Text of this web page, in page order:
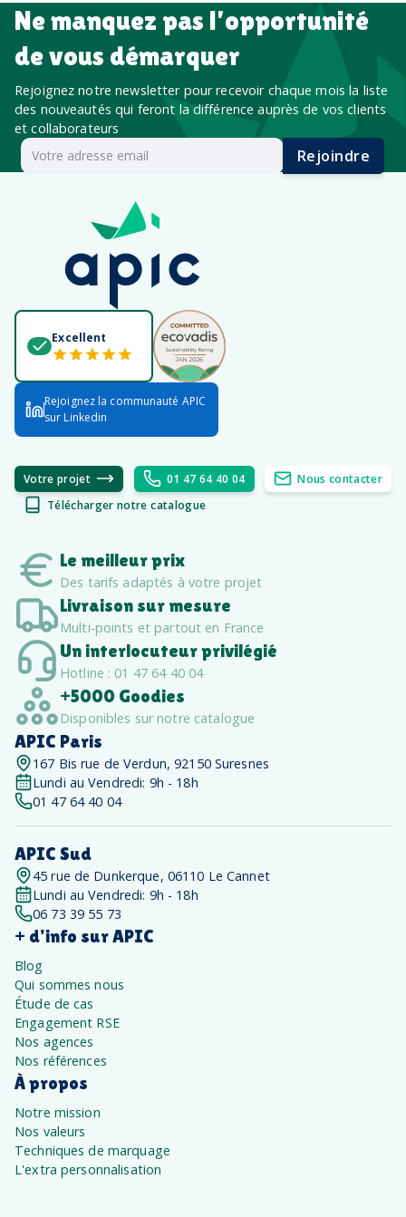
Ne manquez pas l’opportunité
de vous démarquer
Rejoignez notre newsletter pour recevoir chaque mois la liste
des nouveautés qui feront la différence auprès de vos clients
et collaborateurs
Rejoindre
Excellent
Rejoignez la communauté APIC
sur Linkedin
Votre projet 01 47 64 40 04
Nous contacter
Télécharger notre catalogue
Le meilleur prix
Des tarifs adaptés à votre projet
Livraison sur mesure
Multi-points et partout en France
Un interlocuteur privilégié
Hotline : 01 47 64 40 04
+5000 Goodies
Disponibles sur notre catalogue
APIC Paris
167 Bis rue de Verdun, 92150 Suresnes
Lundi au Vendredi: 9h - 18h
01 47 64 40 04
APIC Sud
45 rue de Dunkerque, 06110 Le Cannet
Lundi au Vendredi: 9h - 18h
06 73 39 55 73
+ d'info sur APIC
Blog
Qui sommes nous
Étude de cas
Engagement RSE
Nos agences
Nos références
À propos
Notre mission
Nos valeurs
Techniques de marquage
L'extra personnalisation